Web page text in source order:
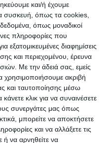
και/ή έχουμε
συσκευή, όπως τα cookies,
όπως μοναδικοί
πληροφορίες που
εξατομικευμένες διαφημίσεις
και περιεχομένου, έρευνα
Με την άδειά σας, εμείς
χρησιμοποιήσουμε ακριβή
και ταυτοποίησης μέσω
κλικ για να συναινέσετε
συνεργάτες μας όπως
μπορείτε να αποκτήσετε
και να αλλάξετε τις
ή να αρνηθείτε να
αφορούν σε
Παράλληλα,
3.000 τεστ
για να
επιδημιολογικού
από τη